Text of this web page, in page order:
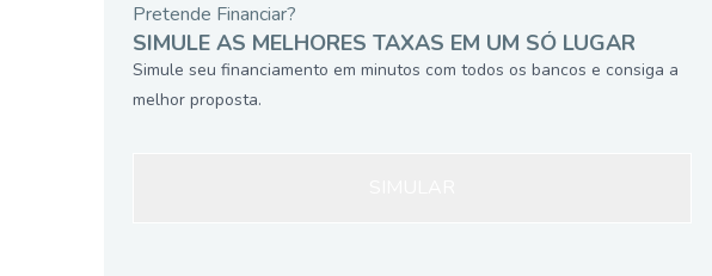
Pretende Financiar?
SIMULE AS MELHORES TAXAS EM UM SÓ LUGAR
Simule seu financiamento em minutos com todos os bancos e consiga a
melhor proposta.